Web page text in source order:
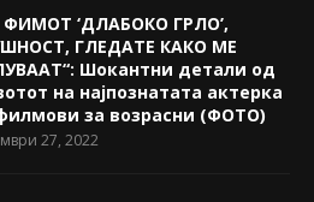
ФИМОТ ‘ДЛАБОКО ГРЛО’,
ГЛЕДАТЕ КАКО МЕ
Шокантни детали од
на најпознатата актерка
за возрасни (ФОТО)
27, 2022